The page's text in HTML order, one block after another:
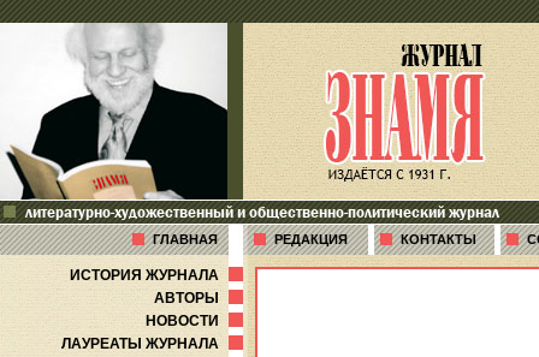
литературно-художественный и общественно-политический журнал
ГЛАВНАЯ РЕДАКЦИЯ КОНТАКТЫ
ИСТОРИЯ ЖУРНАЛА
АВТОРЫ
НОВОСТИ
ЛАУРЕАТЫ ЖУРНАЛА